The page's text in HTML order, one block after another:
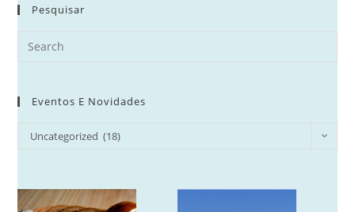
Pesquisar
Search
Eventos E Novidades
Eventos
Uncategorized (18)